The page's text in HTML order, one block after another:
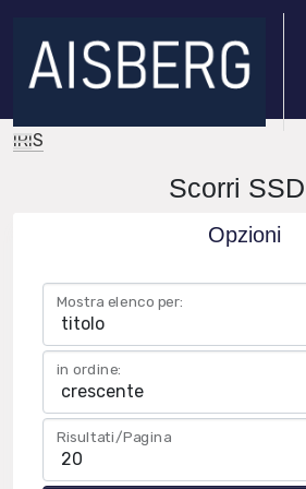
IRIS
Scorri SSD
Opzioni
Mostra elenco per:
in ordine:
Risultati/Pagina